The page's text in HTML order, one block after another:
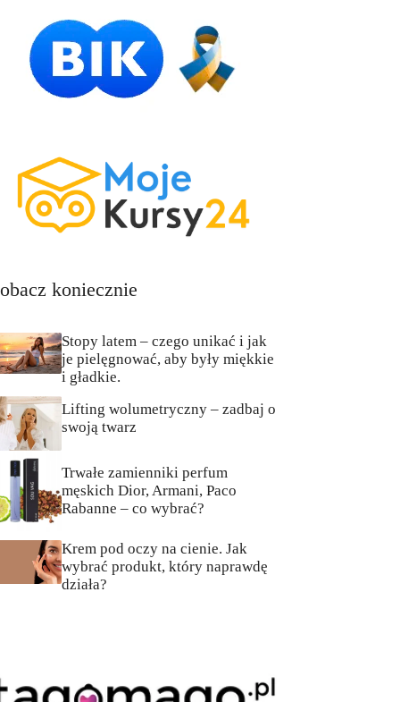
koniecznie
Stopy latem – czego unikać i jak
je pielęgnować, aby były miękkie
i gładkie.
Lifting wolumetryczny – zadbaj o
swoją twarz
Trwałe zamienniki perfum
męskich Dior, Armani, Paco
Rabanne – co wybrać?
Krem pod oczy na cienie. Jak
wybrać produkt, który naprawdę
działa?